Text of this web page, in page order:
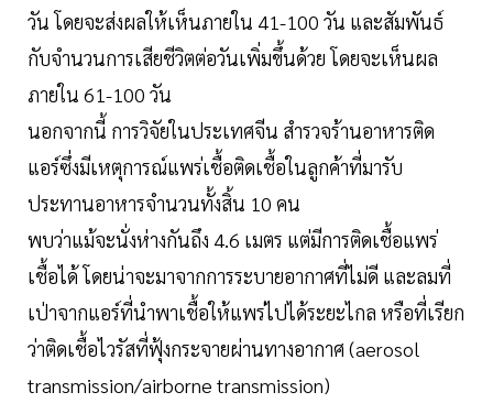
วัน โดยจะส่งผลให้เห็นภายใน 41-100 วัน และสัมพันธ์
กับจำนวนการเสียชีวิตต่อวันเพิ่มขึ้นด้วย โดยจะเห็นผล
ภายใน 61-100 วัน
นอกจากนี้ การวิจัยในประเทศจีน สำรวจร้านอาหารติด
แอร์ซึ่งมีเหตุการณ์แพร่เชื้อติดเชื้อในลูกค้าที่มารับ
ประทานอาหารจำนวนทั้งสิ้น 10 คน
พบว่าแม้จะนั่งห่างกันถึง 4.6 เมตร แต่มีการติดเชื้อแพร่
เชื้อได้ โดยน่าจะมาจากการระบายอากาศที่ไม่ดี และลมที่
เป่าจากแอร์ที่นำพาเชื้อให้แพร่ไปได้ระยะไกล หรือที่เรียก
ว่าติดเชื้อไวรัสที่ฟุ้งกระจายผ่านทางอากาศ (aerosol
transmission/airborne transmission)